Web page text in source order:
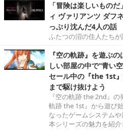
「冒険は楽しいもの
ィ ヴァリアンツ ダフ
っぷり沈んだ4人の話
ふたつの沼の住人たちが
『空の軌跡』を遊ぶ
しい部屋の中で“青い
セール中の『the 1st
まで駆け抜けよう
『空の軌跡 the 2nd』
軌跡 the 1st』から遊び
なったゲームシステム
本シリーズの魅力を紹介